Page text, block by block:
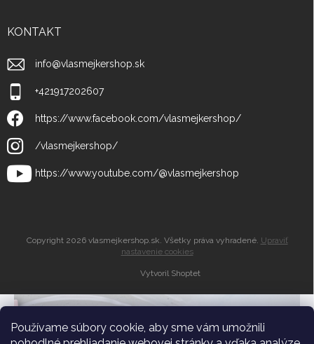
Používame súbory cookie, aby sme vám umožnili
KONTAKT
info@vlasmejkershop.sk
+421917202607
https://www.facebook.com/vlasmejkershop/
/vlasmejkershop/
https://www.youtube.com/@vlasmejkershop
Vytvoril Shoptet
Copyright 2026 vlasmejkershop.sk. Všetky práva vyhradené. Upraviť
nastavenie cookies
Zľava 10% dokošíka